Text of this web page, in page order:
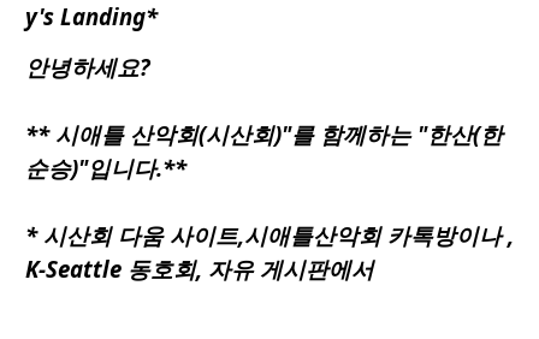
y's Landing*
안녕하세요?
** 시애틀산악회(시산회)"를 함께하는 "한산(한
순승)"입니다.**
* 시산회 다움 사이트,시애틀산악회 카톡방이나 ,
K-Seattle 동호회, 자유 게시판에서